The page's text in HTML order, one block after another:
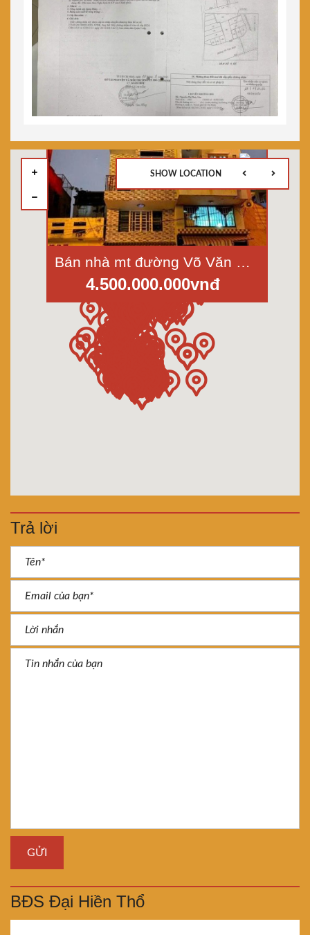
Bán nhà mt đường Võ Văn Kiệt, P.10, Quận 5, dt 3,8x7,6m2, 3 lầu
4.500.000.000vnđ
SHOW LOCATION
Trả lời
BĐS Đại Hiền Thổ